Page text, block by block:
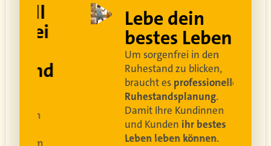
Lebe dein
bestes Leben
Um sorgenfrei in den
Ruhestand zu blicken,
braucht esprofessionelle
Ruhestandsplanung.
Damit Ihre Kundinnen
und Kundenihr bestes
Leben leben können.